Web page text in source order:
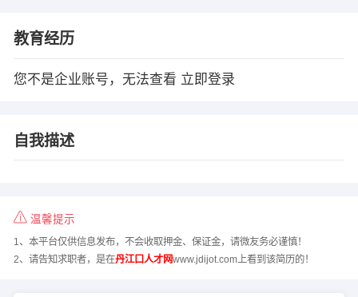
教育经历
您不是企业账号，无法查看 立即登录
自我描述
温馨提示
1、本平台仅供信息发布，不会收取押金、保证金，请微友务必谨慎！
2、请告知求职者，是在丹江口人才网www.jdijot.com上看到该简历的！